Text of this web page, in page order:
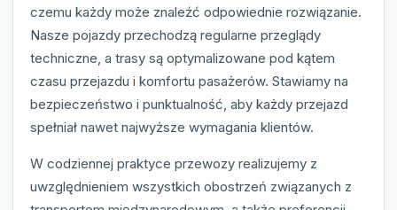
czemu każdy może znaleźć odpowiednie rozwiązanie.
Nasze pojazdy przechodzą regularne przeglądy
techniczne, a trasy są optymalizowane pod kątem
czasu przejazdu i komfortu pasażerów. Stawiamy na
bezpieczeństwo i punktualność, aby każdy przejazd
spełniał nawet najwyższe wymagania klientów.
W codziennej praktyce przewozy realizujemy z
uwzględnieniem wszystkich obostrzeń związanych z